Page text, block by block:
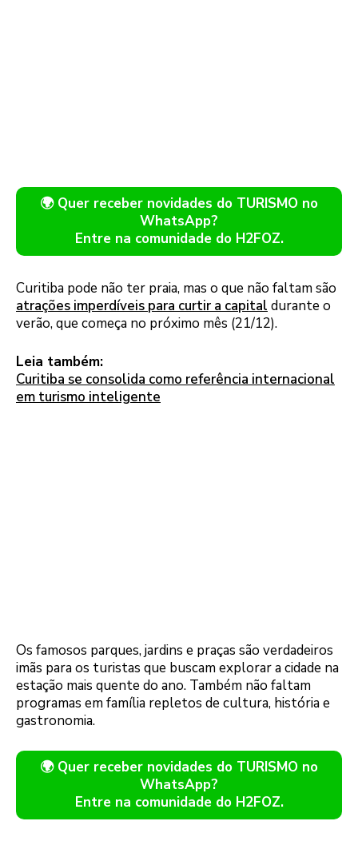
🌍 Quer receber novidades do TURISMO no
WhatsApp?
Entre na comunidade do H2FOZ.
Curitiba pode não ter praia, mas o que não faltam são
atrações imperdíveis para curtir a capital durante o
verão, que começa no próximo mês (21/12).
Leia também:
Curitiba se consolida como referência internacional
em turismo inteligente
Os famosos parques, jardins e praças são verdadeiros
imãs para os turistas que buscam explorar a cidade na
estação mais quente do ano. Também não faltam
programas em família repletos de cultura, história e
gastronomia.
🌍 Quer receber novidades do TURISMO no
WhatsApp?
Entre na comunidade do H2FOZ.